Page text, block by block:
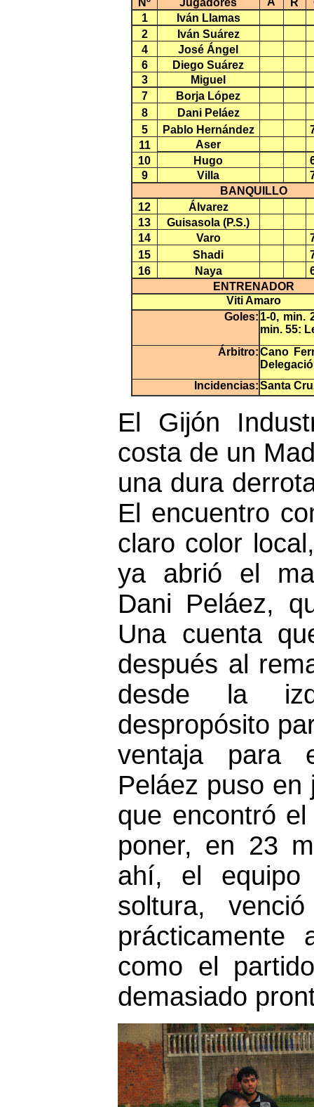
Nº Jugadores R
1
Iván Llamas
2
Iván Suárez
4
José Ángel
6
Diego Suárez
3
Miguel
7
Borja López
8
Dani Peláez
5
Pablo Hernández
11
Aser
10
Hugo
9
Villa
BANQUILLO
12
Álvarez
13
Guisasola (P.S.)
14
Varo
15
Shadi
16
Naya
ENTRENADOR
Viti Amaro
Goles: 1-0, min.
min. 55:
Árbitro:Cano
Incidencias:Santa
El Gijón
costa de un
una dura
El encuentro
claro color
ya abrió el
Dani Peláez,
Una cuenta
después al
desde la
despropósito
ventaja para
Peláez puso en
que encontró
poner, en 23
ahí, el
soltura,
como el
demasiado